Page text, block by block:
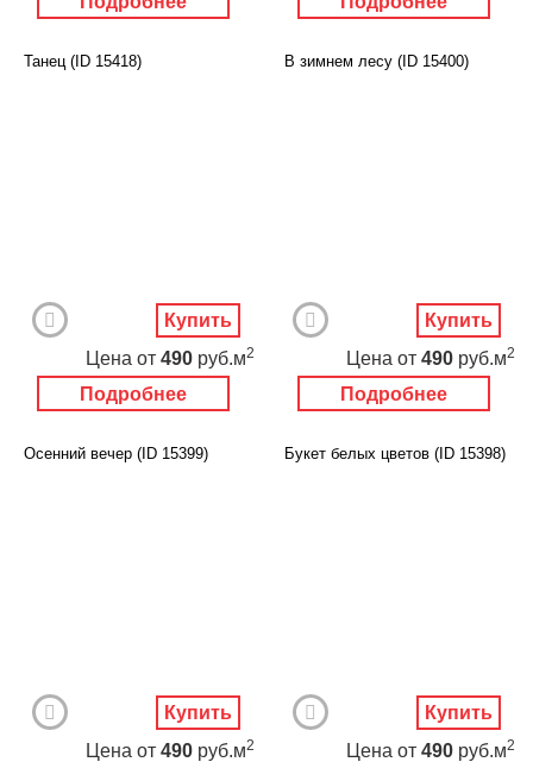
Танец (ID 15418)
Подробнее
Цена от 490 руб.м2
Купить
В зимнем лесу (ID 15400)
Подробнее
Цена от 490 руб.м2
Купить
Осенний вечер (ID 15399)
Цена от 490 руб.м2
Купить
Букет белых цветов (ID 15398)
Цена от 490 руб.м2
Купить